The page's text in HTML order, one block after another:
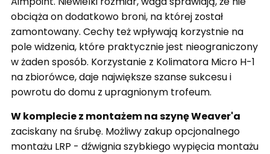
obciąża on dodatkowo broni, na której został
zamontowany. Cechy też wpływają korzystnie na
pole widzenia, które praktycznie jest nieograniczony
w żaden sposób. Korzystanie z Kolimatora Micro H-1
na zbiorówce, daje największe szanse sukcesu i
powrotu do domu z upragnionym trofeum.
W komplecie z montażem na szynę Weaver'a
zaciskany na śrubę. Możliwy zakup opcjonalnego
montażu LRP - dźwignia szybkiego wypięcia montażu